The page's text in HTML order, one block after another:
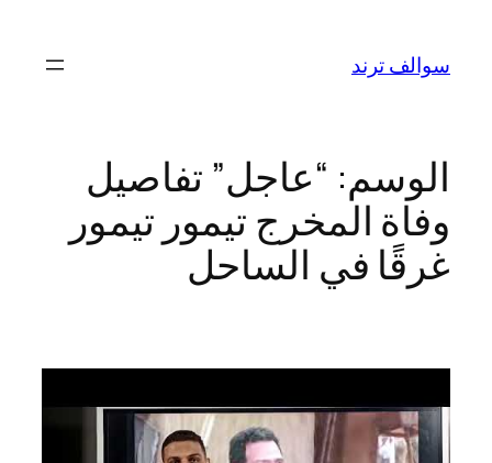
المحتوى
سوالف ترند
الوسم: “عاجل” تفاصيل
وفاة المخرج تيمور تيمور
غرقًا في الساحل